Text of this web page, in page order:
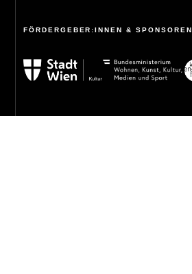
FÖRDERGEBER:INNEN & SPONSOREN